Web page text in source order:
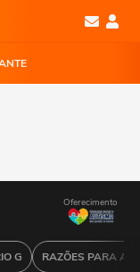
G RAZÕES PARA
Oferecimento